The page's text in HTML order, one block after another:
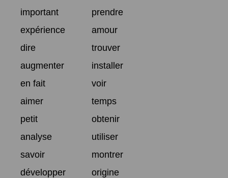
important
prendre
expérience
amour
dire
trouver
augmenter
installer
en fait
voir
aimer
temps
petit
obtenir
analyse
utiliser
savoir
montrer
développer
origine